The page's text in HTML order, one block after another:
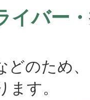
イバー
のため
ます。